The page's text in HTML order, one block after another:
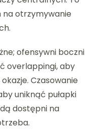
na otrzymywanie
ofensywni boczni
overlappingi, aby
Czasowanie
uniknąć pułapki
dostępni na